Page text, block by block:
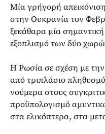
Μία γρήγορή
στην Ουκρανία τον
ξεκάθαρα μία
εξοπλισμό των δύο
Η Ρωσία σε σχέση με
από τριπλάσιο
νούμερα στους
προϋπολογισμό
στα ελικόπτερα, στα